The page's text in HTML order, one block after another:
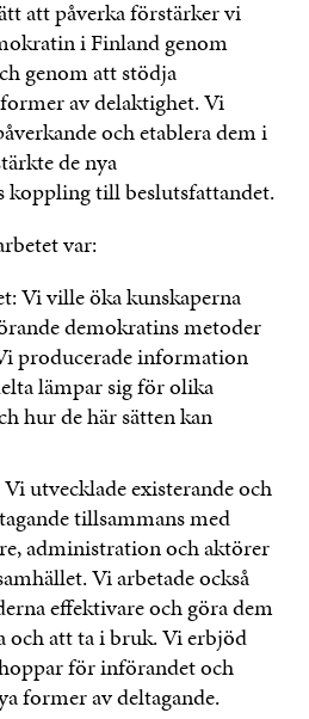
att påverka förstärker vi
i Finland genom
genom att stödja
av delaktighet. Vi
och etablera dem i
de nya
koppling till beslutsfattandet.
var:
Vi ville öka kunskaperna
demokratins metoder
producerade information
lämpar sig för olika
hur de här sätten kan
utvecklade existerande och
tillsammans med
administration och aktörer
Vi arbetade också
effektivare och göra dem
och att ta i bruk. Vi erbjöd
för införandet och
former av deltagande.